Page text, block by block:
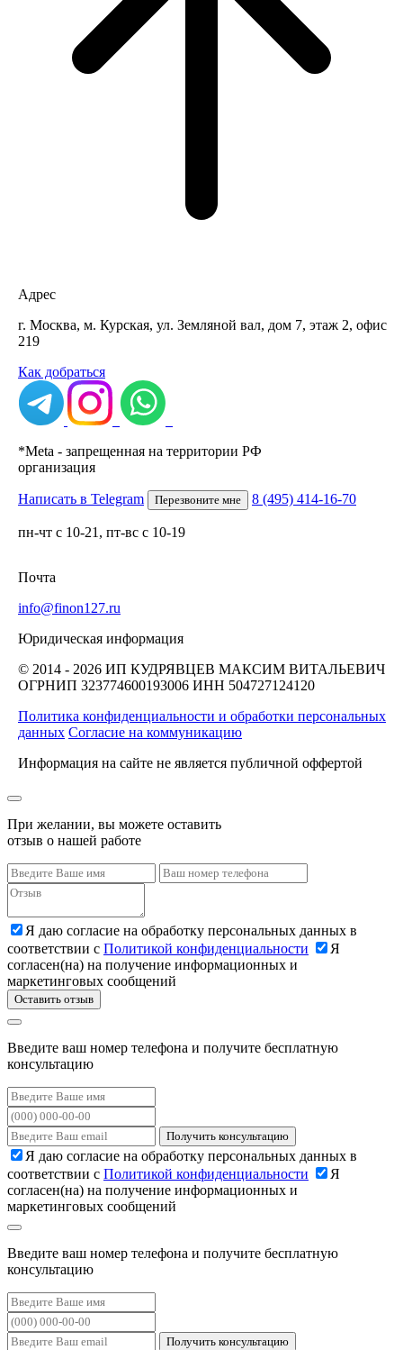
Адрес
г. Москва, м. Курская, ул. Земляной вал, дом 7, этаж 2, офис
219
Как добраться
*Meta - запрещенная на территории РФ
организация
Написать в Telegram Перезвоните мне 8 (495) 414-16-70
пн-чт с 10-21, пт-вс с 10-19
Почта
info@finon127.ru
Юридическая информация
© 2014 - 2026 ИП КУДРЯВЦЕВ МАКСИМ ВИТАЛЬЕВИЧ
ОГРНИП 323774600193006 ИНН 504727124120
Политика конфиденциальности и обработки персональных
данных Согласие на коммуникацию
Информация на сайте не является публичной оффертой
При желании, вы можете оставить
отзыв о нашей работе
Я даю согласие на обработку персональных данных в
соответствии с Политикой конфиденциальности
Я
согласен(на) на получение информационных и
маркетинговых сообщений
Оставить отзыв
Введите ваш номер телефона и получите бесплатную
консультацию
Получить консультацию
Я даю согласие на обработку персональных данных в
соответствии с Политикой конфиденциальности
Я
согласен(на) на получение информационных и
маркетинговых сообщений
Введите ваш номер телефона и получите бесплатную
консультацию
Получить консультацию